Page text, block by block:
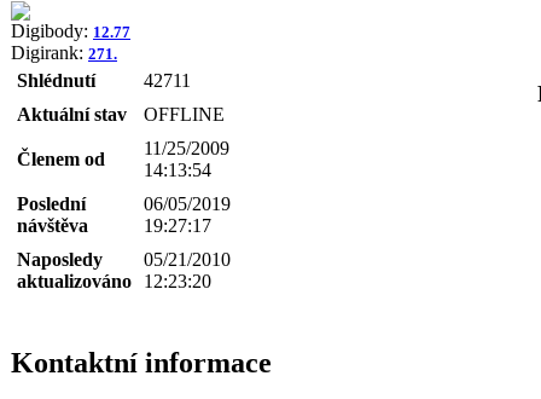
Digibody: 12.77
Digirank: 271.
Shlédnutí
42711
Aktuální stav
OFFLINE
Členem od
11/25/2009
14:13:54
Poslední
návštěva
06/05/2019
19:27:17
Naposledy
aktualizováno
05/21/2010
12:23:20
Kontaktní informace